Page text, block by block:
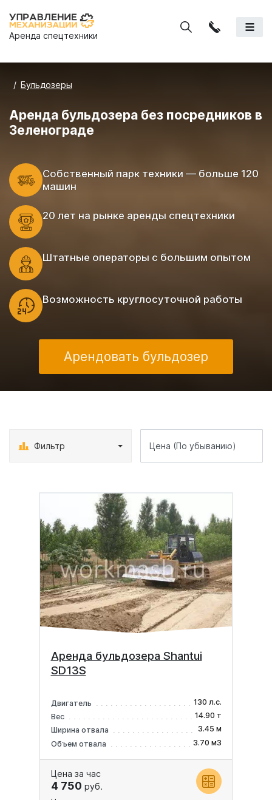
Аренда спецтехники
Бульдозеры
Аренда бульдозера без посредников в
Зеленограде
Cобственный парк техники — больше 120
машин
20 лет на рынке аренды спецтехники
Штатные операторы с большим опытом
Возможность круглосуточной работы
Арендовать бульдозер
Фильтр
Аренда бульдозера Shantui
SD13S
Двигатель
130 л.с.
Вес
14.90 т
Ширина отвала
3.45 м
Объем отвала
3.70 м3
Цена за час
4 750 руб.